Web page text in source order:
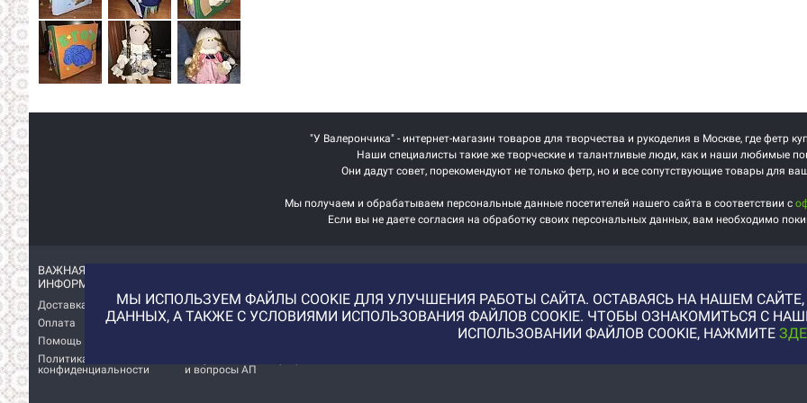
"У Валерончика" - интернет-магазин товаров для творчества и рукоделия в Москве, где фетр
Наши специалисты такие же творческие и талантливые люди, как и наши любимые
Они дадут совет, порекомендуют не только фетр, но и все сопутствующие товары для
Мы получаем и обрабатываем персональные данные посетителей нашего сайта в соответствии с
Если вы не даете согласия на обработку своих персональных данных, вам необходимо
ВАЖНАЯ
ИНФОРМАЦИЯ
Доставка
Оплата
Помощь
Политика
конфиденциальности
О магазине
Немного о нас!
и вопросы АП
Купить фотографии,
МЫ ИСПОЛЬЗУЕМ ФАЙЛЫ COOKIE ДЛЯ УЛУЧШЕНИЯ РАБОТЫ САЙТА. ОСТАВАЯСЬ НА НАШЕМ
ДАННЫХ, А ТАКЖЕ С УСЛОВИЯМИ ИСПОЛЬЗОВАНИЯ ФАЙЛОВ COOKIE. ЧТОБЫ ОЗНАКОМИТЬСЯ С
ИСПОЛЬЗОВАНИИ ФАЙЛОВ COOKIE, НАЖМИТЕ